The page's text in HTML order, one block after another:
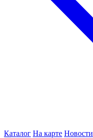
Каталог На карте Новости